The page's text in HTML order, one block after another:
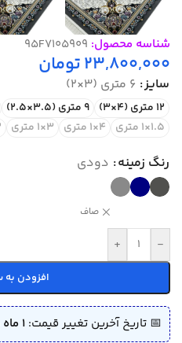
شناسه محصول: 95F7105909
23,800,000تومان
سایز 6 متری (3×2)
12 متری (4×3) 9 متری (3.5×2.5)
1.5×1 متری
4×1 متری 3×1 متری
رنگ زمینه دودی
صاف
-
+
افزودن به
📅 تاریخ آخرین تغییر قیمت: 1 ماه پیش (1405/04/06)